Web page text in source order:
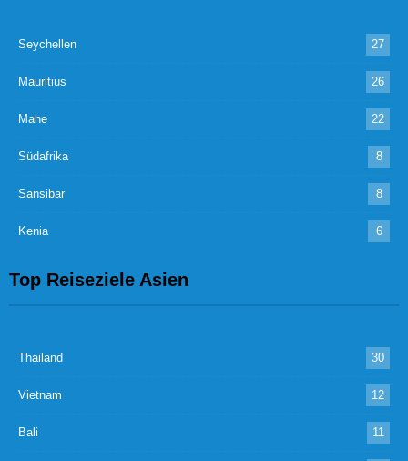
Seychellen 27
Mauritius 26
Mahe 22
Südafrika 8
Sansibar 8
Kenia 6
Top Reiseziele Asien
Thailand 30
Vietnam 12
Bali 11